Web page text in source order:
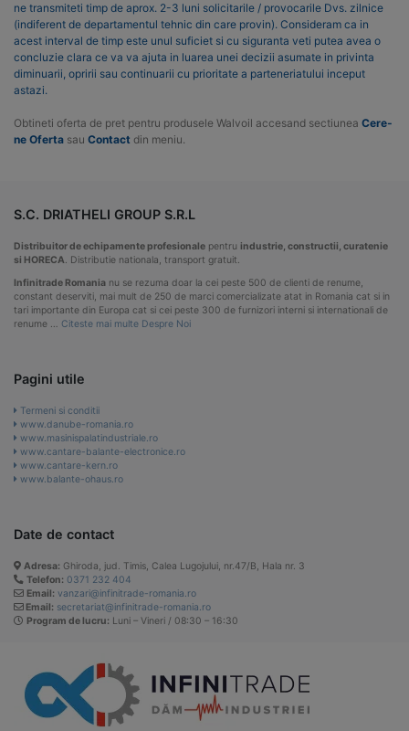
ne transmiteti timp de aprox. 2-3 luni solicitarile / provocarile Dvs. zilnice
(indiferent de departamentul tehnic din care provin). Consideram ca in
acest interval de timp este unul suficiet si cu siguranta veti putea avea o
concluzie clara ce va va ajuta in luarea unei decizii asumate in privinta
diminuarii, opririi sau continuarii cu prioritate a parteneriatului inceput
astazi.
Obtineti oferta de pret pentru produsele Walvoil accesand sectiunea Cere-
ne Oferta sau Contact din meniu.
S.C. DRIATHELI GROUP S.R.L
Distribuitor de echipamente profesionale pentru industrie, constructii, curatenie
si HORECA. Distributie nationala, transport gratuit.
Infinitrade Romania nu se rezuma doar la cei peste 500 de clienti de renume,
constant deserviti, mai mult de 250 de marci comercializate atat in Romania cat si in
tari importante din Europa cat si cei peste 300 de furnizori interni si internationali de
renume … Citeste mai multe Despre Noi
Pagini utile
Termeni si conditii
www.danube-romania.ro
www.masinispalatindustriale.ro
www.cantare-balante-electronice.ro
www.cantare-kern.ro
www.balante-ohaus.ro
Date de contact
Adresa: Ghiroda, jud. Timis, Calea Lugojului, nr.47/B, Hala nr. 3
Telefon: 0371 232 404
Email: vanzari@infinitrade-romania.ro
Email: secretariat@infinitrade-romania.ro
Program de lucru: Luni – Vineri / 08:30 – 16:30